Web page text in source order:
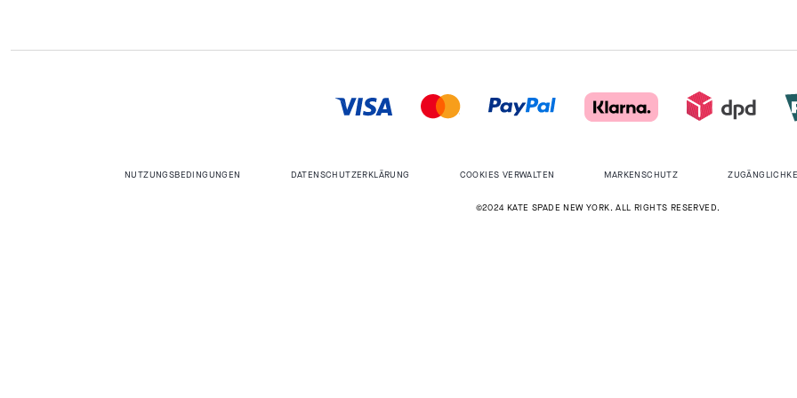
NUTZUNGSBEDINGUNGEN DATENSCHUTZERKLÄRUNG COOKIES VERWALTEN MARKENSCHUTZ
©2024 KATE SPADE NEW YORK. ALL RIGHTS RESERVED.